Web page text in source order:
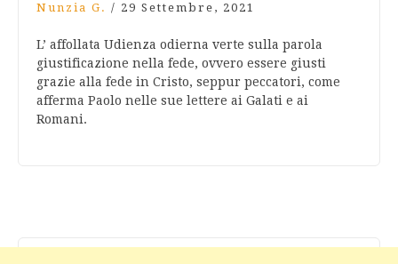
Nunzia G. / 29 Settembre, 2021
L’ affollata Udienza odierna verte sulla parola
giustificazione nella fede, ovvero essere giusti
grazie alla fede in Cristo, seppur peccatori, come
afferma Paolo nelle sue lettere ai Galati e ai
Romani.